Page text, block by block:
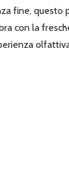
fine, questo
con la